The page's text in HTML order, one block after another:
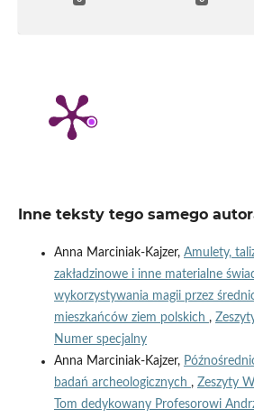
Inne teksty tego samego
Anna Marciniak-Kajzer, Amulety,
zakładzinowe i inne materialne
wykorzystywania magii przez
mieszkańców ziem polskich ,
Numer specjalny
Anna Marciniak-Kajzer,
badań archeologicznych , Zeszyty
Tom dedykowany Profesorowi